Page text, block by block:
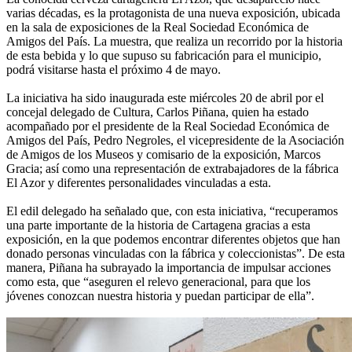
varias décadas, es la protagonista de una nueva exposición, ubicada
en la sala de exposiciones de la Real Sociedad Económica de
Amigos del País. La muestra, que realiza un recorrido por la historia
de esta bebida y lo que supuso su fabricación para el municipio,
podrá visitarse hasta el próximo 4 de mayo.
La iniciativa ha sido inaugurada este miércoles 20 de abril por el
concejal delegado de Cultura, Carlos Piñana, quien ha estado
acompañado por el presidente de la Real Sociedad Económica de
Amigos del País, Pedro Negroles, el vicepresidente de la Asociación
de Amigos de los Museos y comisario de la exposición, Marcos
Gracia; así como una representación de extrabajadores de la fábrica
El Azor y diferentes personalidades vinculadas a esta.
El edil delegado ha señalado que, con esta iniciativa, “recuperamos
una parte importante de la historia de Cartagena gracias a esta
exposición, en la que podemos encontrar diferentes objetos que han
donado personas vinculadas con la fábrica y coleccionistas”. De esta
manera, Piñana ha subrayado la importancia de impulsar acciones
como esta, que “aseguren el relevo generacional, para que los
jóvenes conozcan nuestra historia y puedan participar de ella”.